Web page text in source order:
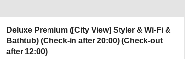
Deluxe Premium ([City View] Styler & Wi-Fi &
Bathtub) (Check-in after 20:00) (Check-out
after 12:00)